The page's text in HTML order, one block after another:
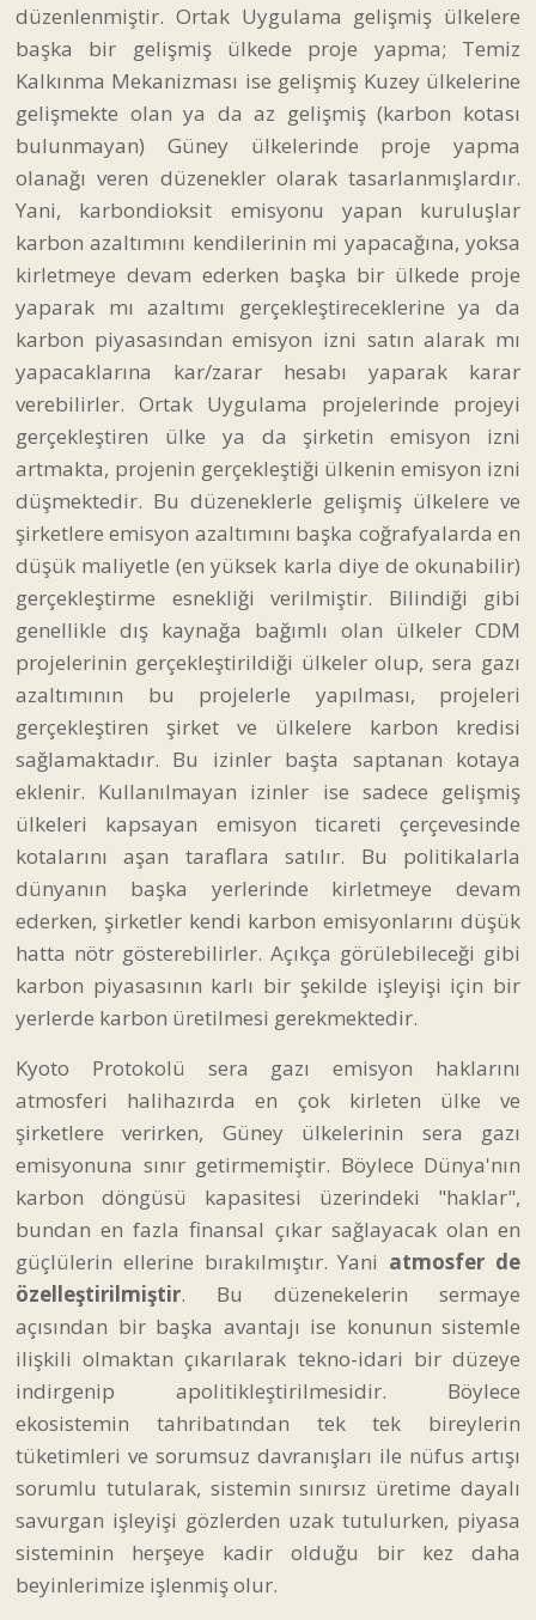
düzenlenmiştir. Ortak Uygulama gelişmiş ülkelere
başka bir gelişmiş ülkede proje yapma; Temiz
Kalkınma Mekanizması ise gelişmiş Kuzey ülkelerine
gelişmekte olan ya da az gelişmiş (karbon kotası
bulunmayan) Güney ülkelerinde proje yapma
olanağı veren düzenekler olarak tasarlanmışlardır.
Yani, karbondioksit emisyonu yapan kuruluşlar
karbon azaltımını kendilerinin mi yapacağına, yoksa
kirletmeye devam ederken başka bir ülkede proje
yaparak mı azaltımı gerçekleştireceklerine ya da
karbon piyasasından emisyon izni satın alarak mı
yapacaklarına kar/zarar hesabı yaparak karar
verebilirler. Ortak Uygulama projelerinde projeyi
gerçekleştiren ülke ya da şirketin emisyon izni
artmakta, projenin gerçekleştiği ülkenin emisyon izni
düşmektedir. Bu düzeneklerle gelişmiş ülkelere ve
şirketlere emisyon azaltımını başka coğrafyalarda en
düşük maliyetle (en yüksek karla diye de okunabilir)
gerçekleştirme esnekliği verilmiştir. Bilindiği gibi
genellikle dış kaynağa bağımlı olan ülkeler CDM
projelerinin gerçekleştirildiği ülkeler olup, sera gazı
azaltımının bu projelerle yapılması, projeleri
gerçekleştiren şirket ve ülkelere karbon kredisi
sağlamaktadır. Bu izinler başta saptanan kotaya
eklenir. Kullanılmayan izinler ise sadece gelişmiş
ülkeleri kapsayan emisyon ticareti çerçevesinde
kotalarını aşan taraflara satılır. Bu politikalarla
dünyanın başka yerlerinde kirletmeye devam
ederken, şirketler kendi karbon emisyonlarını düşük
hatta nötr gösterebilirler. Açıkça görülebileceği gibi
karbon piyasasının karlı bir şekilde işleyişi için bir
yerlerde karbon üretilmesi gerekmektedir.
Kyoto Protokolü sera gazı emisyon haklarını
atmosferi halihazırda en çok kirleten ülke ve
şirketlere verirken, Güney ülkelerinin sera gazı
emisyonuna sınır getirmemiştir. Böylece Dünya'nın
karbon döngüsü kapasitesi üzerindeki "haklar",
bundan en fazla finansal çıkar sağlayacak olan en
güçlülerin ellerine bırakılmıştır. Yani atmosfer de
özelleştirilmiştir. Bu düzenekelerin sermaye
açısından bir başka avantajı ise konunun sistemle
ilişkili olmaktan çıkarılarak tekno-idari bir düzeye
indirgenip apolitikleştirilmesidir. Böylece
ekosistemin tahribatından tek tek bireylerin
tüketimleri ve sorumsuz davranışları ile nüfus artışı
sorumlu tutularak, sistemin sınırsız üretime dayalı
savurgan işleyişi gözlerden uzak tutulurken, piyasa
sisteminin herşeye kadir olduğu bir kez daha
beyinlerimize işlenmiş olur.